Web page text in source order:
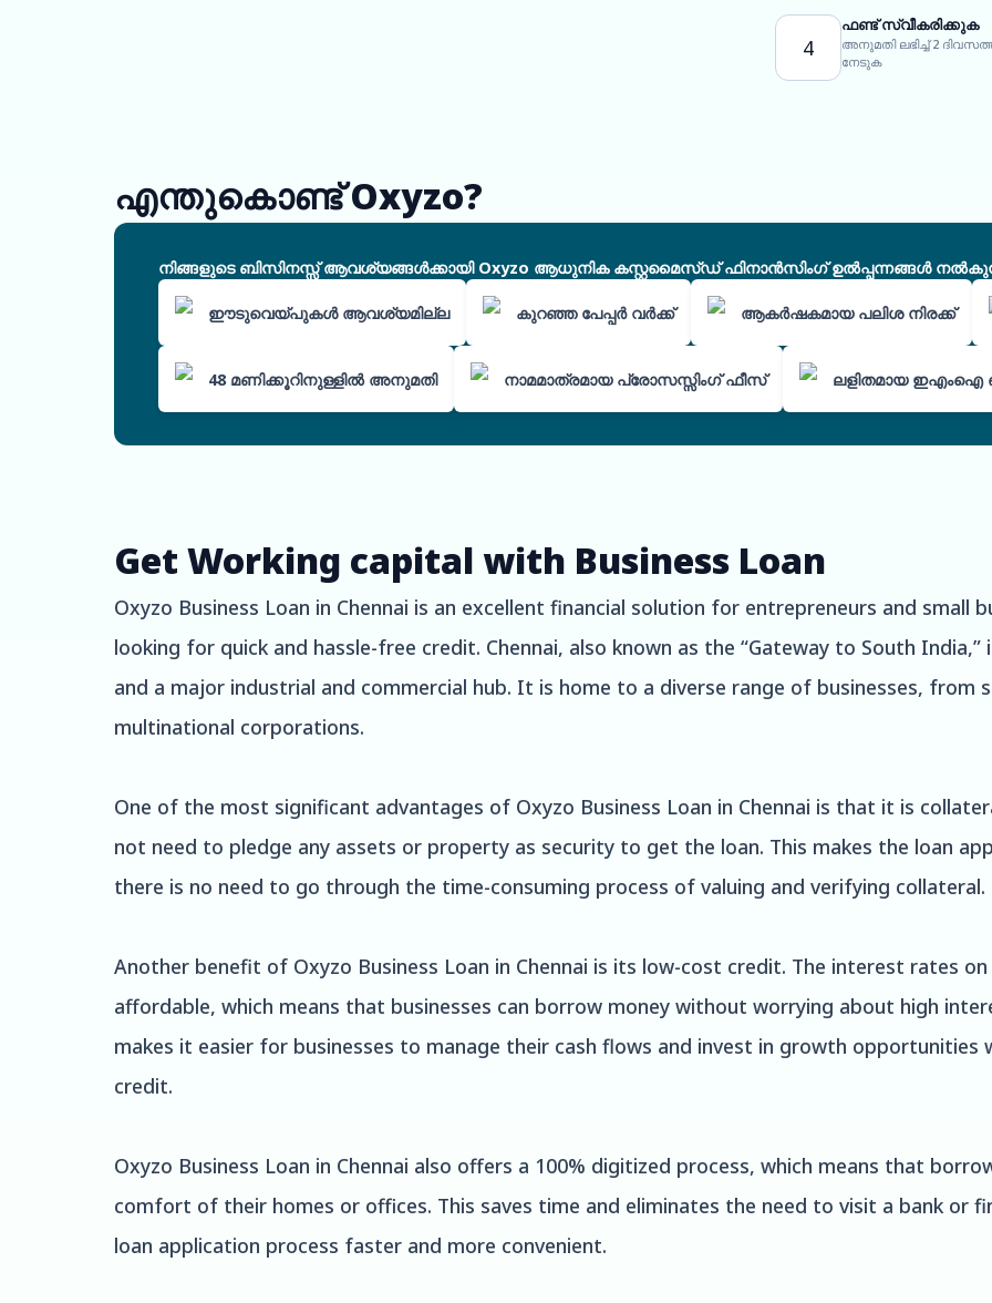
4
ഫണ്ട് സ്വീകരിക്കുക
അനുമതി ലഭിച്ച് 2
നേടുക
എന്തുകൊണ്ട് Oxyzo?
നിങ്ങളുടെ ബിസിനസ്സ് ആവശ്യങ്ങൾക്കായി Oxyzo ആധുനിക കസ്റ്റമൈസ്ഡ് ഫിനാൻസിംഗ് ഉൽപ്പന്നങ്ങൾ
ഈടുവെയ്പുകൾ ആവശ്യമില്ല കുറഞ്ഞ പേപ്പർ വർക്ക് ആകർഷകമായ പലിശ നിരക്ക്
48 മണിക്കൂറിനുള്ളിൽ അനുമതി നാമമാത്രമായ പ്രോസസ്സിംഗ് ഫീസ് ലളിതമായ
Get Working capital with Business Loan
Oxyzo Business Loan in Chennai is an excellent financial solution for entrepreneurs and small
looking for quick and hassle-free credit. Chennai, also known as the “Gateway to South
and a major industrial and commercial hub. It is home to a diverse range of businesses, from
multinational corporations.
One of the most significant advantages of Oxyzo Business Loan in Chennai is that it is
not need to pledge any assets or property as security to get the loan. This makes the loan
there is no need to go through the time-consuming process of valuing and verifying collateral.
Another benefit of Oxyzo Business Loan in Chennai is its low-cost credit. The interest rates
affordable, which means that businesses can borrow money without worrying about high
makes it easier for businesses to manage their cash flows and invest in growth
credit.
Oxyzo Business Loan in Chennai also offers a 100% digitized process, which means that
comfort of their homes or offices. This saves time and eliminates the need to visit a bank or
loan application process faster and more convenient.